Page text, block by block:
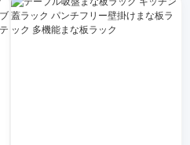
ー用